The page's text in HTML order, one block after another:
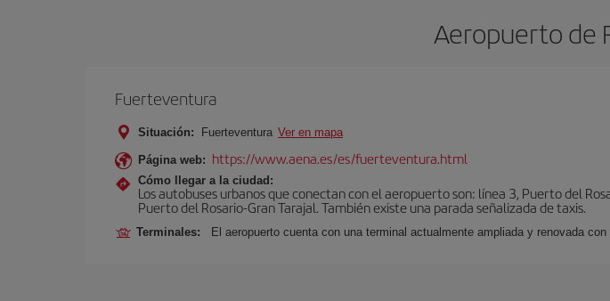
Aeropuerto de
Fuerteventura
Situación: Fuerteventura Ver en mapa
Página web: https://www.aena.es/es/fuerteventura.html
Cómo llegar a la ciudad:
Los autobuses urbanos que conectan con el aeropuerto son: línea 3, Puerto del
Puerto del Rosario-Gran Tarajal. También existe una parada señalizada de taxis.
Terminales: El aeropuerto cuenta con una terminal actualmente ampliada y renovada